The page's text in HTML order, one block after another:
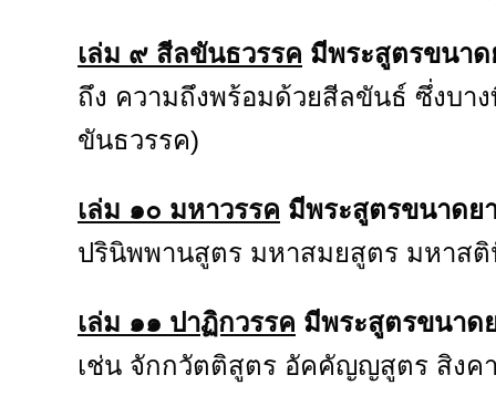
เล่ม ๙ สีลขันธวรรค มีพระสูตรขนา
ถึง ความถึงพร้อมด้วยสีลขันธ์ ซึ่งบา
ขันธวรรค)
เล่ม ๑๐ มหาวรรค มีพระสูตรขนาดย
ปรินิพพานสูตร มหาสมยสูตร มหาส
เล่ม ๑๑ ปาฏิกวรรค มีพระสูตรขนาด
เช่น จักกวัตติสูตร อัคคัญญสูตร สิงค